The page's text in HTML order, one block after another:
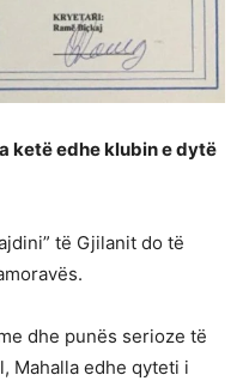
ketë edhe klubin e dytë
të Gjilanit do të
dhe punës serioze të
Mahalla edhe qyteti i